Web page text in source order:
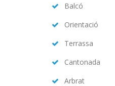
Balcó
Orientació
Terrassa
Cantonada
Arbrat